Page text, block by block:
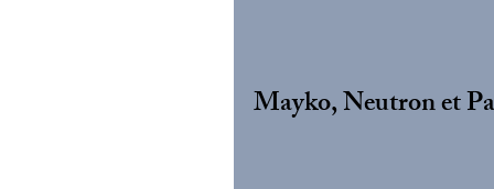
Mayko, Neutron et